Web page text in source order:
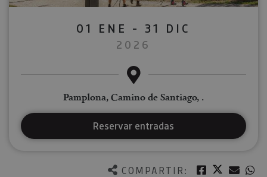
COMPARTIR: Facebook
Twitter
01 ENE - 31 DIC
2026
Pamplona, Camino de Santiago, .
Reservar entradas